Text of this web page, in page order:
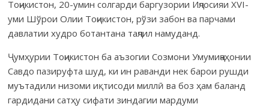
Тоҷикистон, 20-умин солгарди баргузории Иҷлосияи XVI-
уми Шўрои Олии Тоҷикистон, рўзи забон ва парчами
давлатии худро ботантана таҷлил намуданд.
Ҷумҳурии Тоҷикистон ба аъзогии Созмони Умумиҷаҳонии
Савдо пазируфта шуд, ки ин раванди нек барои рушди
муътадили низоми иқтисоди миллӣ ва боз ҳам баланд
гардидани сатҳу сифати зиндагии мардуми